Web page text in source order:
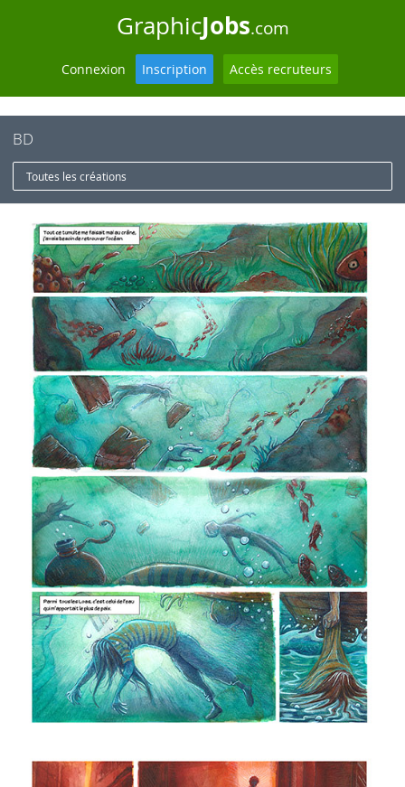
GraphicJobs.com
Connexion Inscription Accès recruteurs
BD
Toutes les créations